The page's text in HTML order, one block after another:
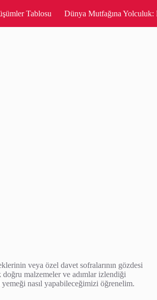
Tablosu Dünya Mutfağına
veya özel davet sofralarının gözdesi
doğru malzemeler ve adımlar izlendiği
nasıl yapabileceğimizi öğrenelim.